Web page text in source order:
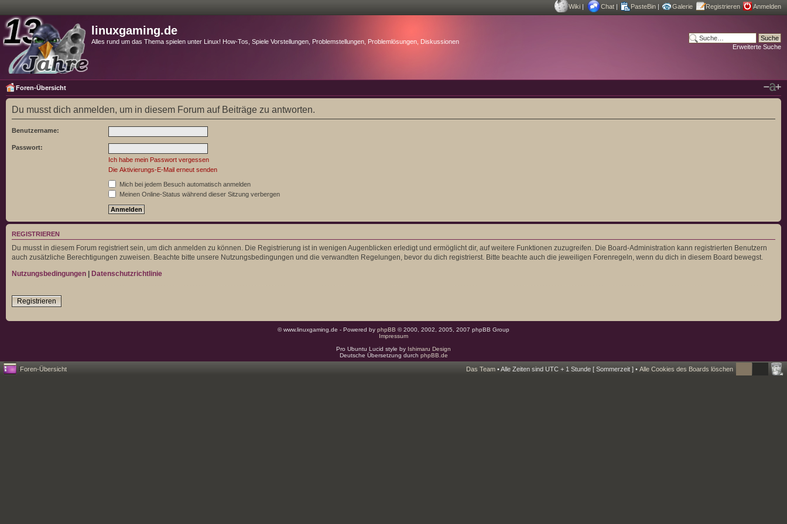
Wiki | Chat | PasteBin | Galerie Registrieren Anmelden
linuxgaming.de
Alles rund um das Thema spielen unter Linux! How-Tos, Spiele Vorstellungen, Problemstellungen, Problemlösungen, Diskussionen
Erweiterte Suche
Foren-Übersicht
Du musst dich anmelden, um in diesem Forum auf Beiträge zu antworten.
Benutzername:
Passwort:
Ich habe mein Passwort vergessen
Die Aktivierungs-E-Mail erneut senden
Mich bei jedem Besuch automatisch anmelden
Meinen Online-Status während dieser Sitzung verbergen
REGISTRIEREN
Du musst in diesem Forum registriert sein, um dich anmelden zu können. Die Registrierung ist in wenigen Augenblicken erledigt und ermöglicht dir, auf weitere Funktionen zuzugreifen. Die Board-Administration kann registrierten Benutzern
auch zusätzliche Berechtigungen zuweisen. Beachte bitte unsere Nutzungsbedingungen und die verwandten Regelungen, bevor du dich registrierst. Bitte beachte auch die jeweiligen Forenregeln, wenn du dich in diesem Board bewegst.
Nutzungsbedingungen | Datenschutzrichtlinie
Registrieren
© www.linuxgaming.de - Powered by phpBB © 2000, 2002, 2005, 2007 phpBB Group
Impressum
Pro Ubuntu Lucid style by Ishimaru Design
Deutsche Übersetzung durch phpBB.de
Foren-Übersicht Das Team • Alle Zeiten sind UTC + 1 Stunde [ Sommerzeit ] • Alle Cookies des Boards löschen